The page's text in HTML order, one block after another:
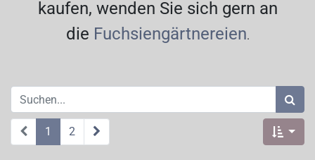
kaufen, wenden Sie sich gern an
die Fuchsiengärtnereien.
1 2